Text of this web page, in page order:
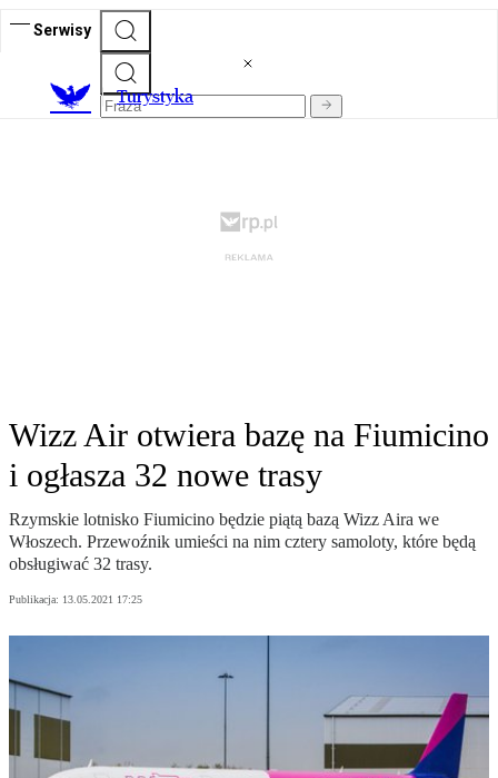
Serwisy
Turystyka
Wizz Air otwiera bazę na Fiumicino
i ogłasza 32 nowe trasy
Rzymskie lotnisko Fiumicino będzie piątą bazą Wizz Aira we
Włoszech. Przewoźnik umieści na nim cztery samoloty, które będą
obsługiwać 32 trasy.
Publikacja: 13.05.2021 17:25